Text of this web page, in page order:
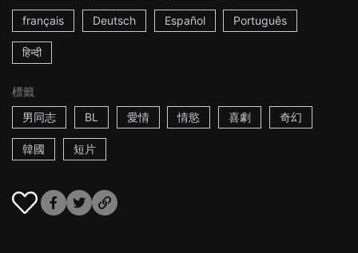
français Deutsch Español Português
हिन्दी
標籤
男同志
BL 愛情 情慾 喜劇 奇幻
韓國 短片